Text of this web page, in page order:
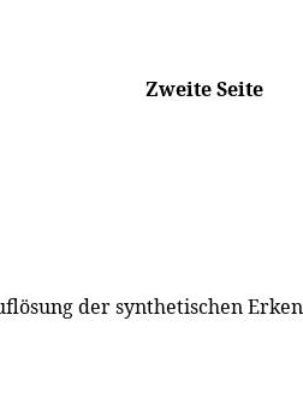
Zweite Seite
der synthetischen